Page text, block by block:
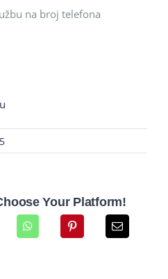
na broj telefona
Your Platform!